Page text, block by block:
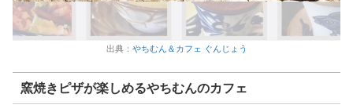
出典： やちむん＆カフェ ぐんじょう
窯焼きピザが楽しめるやちむんのカフェ